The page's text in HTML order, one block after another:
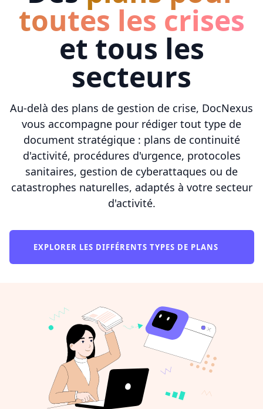
toutes les crises
et tous les
secteurs
Au-delà des plans de gestion de crise, DocNexus
vous accompagne pour rédiger tout type de
document stratégique : plans de continuité
d'activité, procédures d'urgence, protocoles
sanitaires, gestion de cyberattaques ou de
catastrophes naturelles, adaptés à votre secteur
d'activité.
EXPLORER LES DIFFÉRENTS TYPES DE PLANS